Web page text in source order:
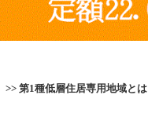
>> 第1種低層住居専用地域とは